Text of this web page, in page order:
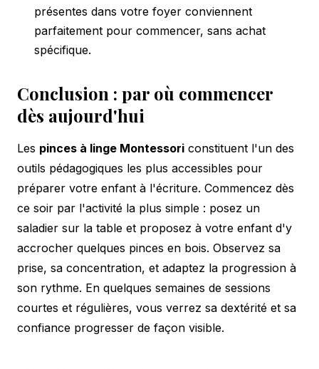
présentes dans votre foyer conviennent
parfaitement pour commencer, sans achat
spécifique.
Conclusion : par où commencer
dès aujourd'hui
Les pinces à linge Montessori constituent l'un des
outils pédagogiques les plus accessibles pour
préparer votre enfant à l'écriture. Commencez dès
ce soir par l'activité la plus simple : posez un
saladier sur la table et proposez à votre enfant d'y
accrocher quelques pinces en bois. Observez sa
prise, sa concentration, et adaptez la progression à
son rythme. En quelques semaines de sessions
courtes et régulières, vous verrez sa dextérité et sa
confiance progresser de façon visible.